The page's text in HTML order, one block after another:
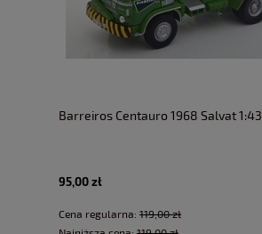
Barreiros Centauro 1968 Salvat 1:43
95,00 zł
Cena regularna: 119,00 zł